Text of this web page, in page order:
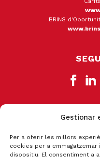
Gestionar
Per a oferir les millors
cookies per a
dispositiu. El consentiment a
BRINS
CANAL DE DENÚNCIA